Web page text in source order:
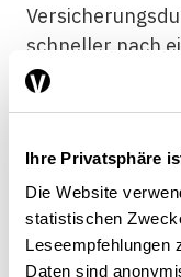
Ihre Privatsphäre
Die Website
statistischen
Leseempfehlungen
Daten sind
schneller nach
solche, die
grosse
verstehen,
welche
Nachfrageseite